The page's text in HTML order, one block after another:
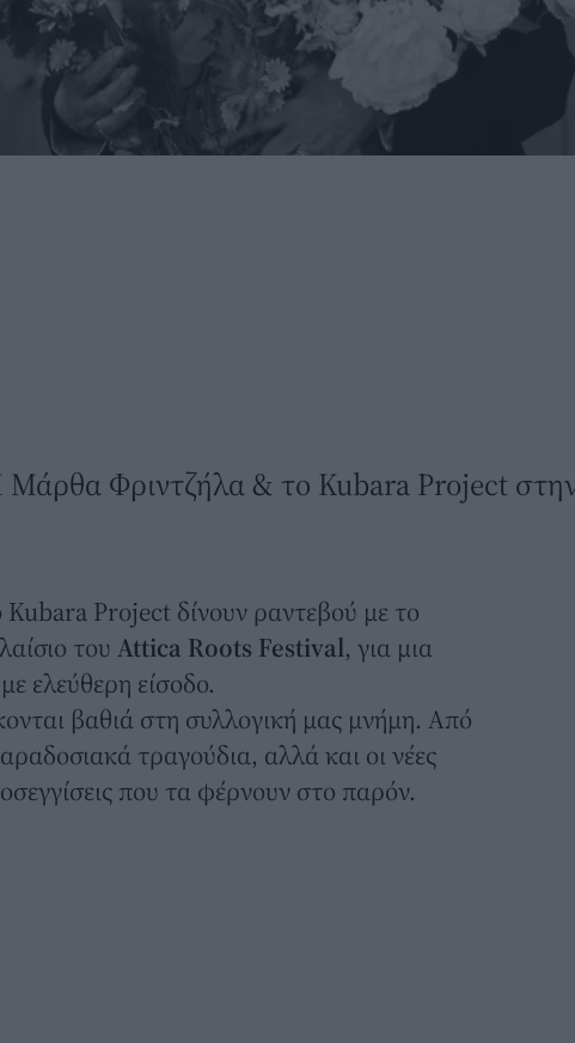
Φριντζήλα & το Kubara Project
Project δίνουν ραντεβού με το
του Attica Roots Festival, για μια
ελεύθερη είσοδο.
βαθιά στη συλλογική μας μνήμη. Από
τραγούδια, αλλά και οι νέες
που τα φέρνουν στο παρόν.